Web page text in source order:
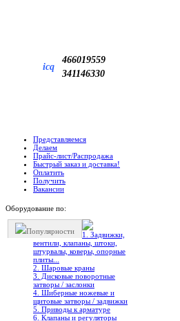
icq
466019559
341146330
Представляемся
Делаем
Прайс-лист/Распродажа
Быстрый заказ и доставка!
Оплатить
Получить
Вакансии
Оборудование по:
Популярности
1. Задвижки,
вентили, клапаны, штоки,
штурвалы, коверы, опорные
плиты...
2. Шаровые краны
3. Дисковые поворотные
затворы / заслонки
4. Шиберные ножевые и
щитовые затворы / задвижки
5. Приводы к арматуре
6. Клапаны и регуляторы